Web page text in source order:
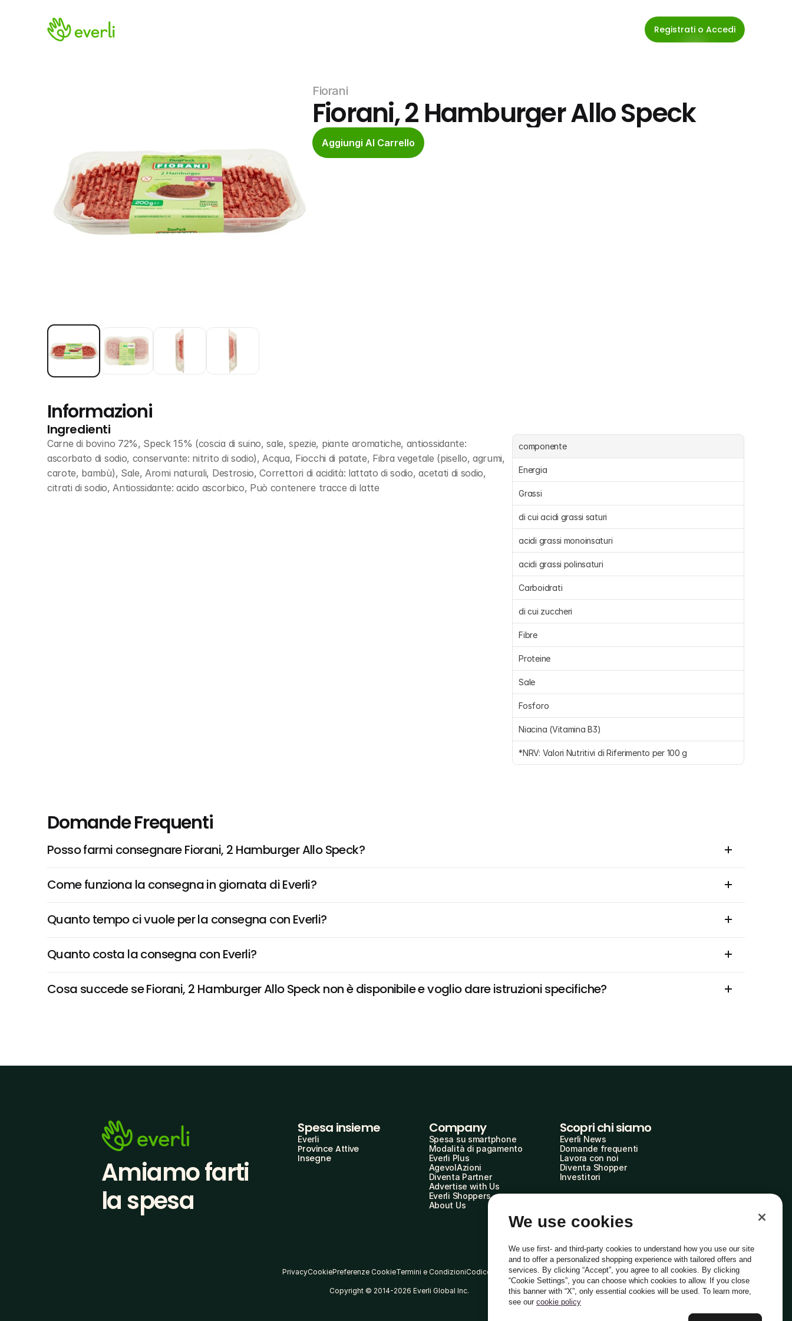
Registrati o Accedi
Fiorani
Fiorani, 2 Hamburger Allo Speck
Aggiungi Al Carrello
Informazioni
Ingredienti
Carne di bovino 72%, Speck 15% (coscia di suino, sale, spezie, piante aromatiche, antiossidante:
ascorbato di sodio, conservante: nitrito di sodio), Acqua, Fiocchi di patate, Fibra vegetale (pisello, agrumi,
carote, bambù), Sale, Aromi naturali, Destrosio, Correttori di acidità: lattato di sodio, acetati di sodio,
citrati di sodio, Antiossidante: acido ascorbico, Può contenere tracce di latte
componente
Energia
Grassi
di cui acidi grassi saturi
acidi grassi monoinsaturi
acidi grassi polinsaturi
Carboidrati
di cui zuccheri
Fibre
Proteine
Sale
Fosforo
Niacina (Vitamina B3)
*NRV: Valori Nutritivi di Riferimento per 100 g
Domande Frequenti
Posso farmi consegnare Fiorani, 2 Hamburger Allo Speck?
Come funziona la consegna in giornata di Everli?
Quanto tempo ci vuole per la consegna con Everli?
Quanto costa la consegna con Everli?
Cosa succede se Fiorani, 2 Hamburger Allo Speck non è disponibile e voglio dare istruzioni specifiche?
Amiamo farti
la spesa
Spesa insieme
Everli
Province Attive
Insegne
Company
Spesa su smartphone
Modalità di pagamento
Everli Plus
AgevolAzioni
Diventa Partner
Advertise with Us
Everli Shoppers
About Us
Scopri chi siamo
Everli News
Domande frequenti
Lavora con noi
Diventa Shopper
Investitori
PrivacyCookiePreferenze CookieTermini e CondizioniCodice Etico
Copyright © 2014-2026 Everli Global Inc. Italiano
We use cookies
We use first- and third-party cookies to understand how you use our site
and to offer a personalized shopping experience with tailored offers and
services. By clicking “Accept”, you agree to all cookies. By clicking
“Cookie Settings”, you can choose which cookies to allow. If you close
this banner with “X”, only essential cookies will be used. To learn more,
see our cookie policy